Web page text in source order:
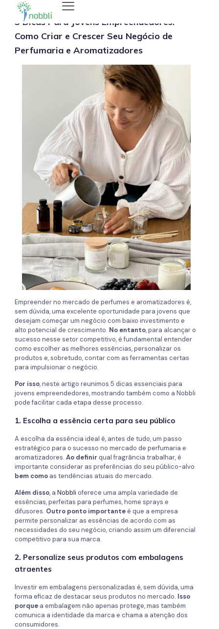
5 Dicas Para Jovens Empreendedores:
Como Criar e Crescer Seu Negócio de
Perfumaria e Aromatizadores
Empreender no mercado de perfumes e aromatizadores é,
sem dúvida, uma excelente oportunidade para jovens que
desejam começar um negócio com baixo investimento e
alto potencial de crescimento. No entanto, para alcançar o
sucesso nesse setor competitivo, é fundamental entender
como escolher as melhores essências, personalizar os
produtos e, sobretudo, contar com as ferramentas certas
para impulsionar o negócio.
Por isso, neste artigo reunimos 5 dicas essenciais para
jovens empreendedores, mostrando também como a Nobbli
pode facilitar cada etapa desse processo.
1. Escolha a essência certa para seu público
A escolha da essência ideal é, antes de tudo, um passo
estratégico para o sucesso no mercado de perfumaria e
aromatizadores. Ao definir qual fragrância trabalhar, é
importante considerar as preferências do seu público-alvo
bem como as tendências atuais do mercado.
Além disso, a Nobbli oferece uma ampla variedade de
essências, perfeitas para perfumes, home sprays e
difusores. Outro ponto importanteé que a empresa
permite personalizar as essências de acordo com as
necessidades do seu negócio, criando assim um diferencial
competitivo para sua marca.
2. Personalize seus produtos com embalagens
atraentes
Investir em embalagens personalizadas é, sem dúvida, uma
forma eficaz de destacar seus produtos no mercado. Isso
porque a embalagem não apenas protege, mas também
comunica a identidade da marca e chama a atenção dos
consumidores.